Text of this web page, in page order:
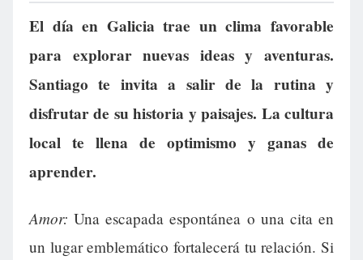
El día en Galicia trae un clima favorable
para explorar nuevas ideas y aventuras.
Santiago te invita a salir de la rutina y
disfrutar de su historia y paisajes. La cultura
local te llena de optimismo y ganas de
aprender.
Amor: Una escapada espontánea o una cita en
un lugar emblemático fortalecerá tu relación. Si